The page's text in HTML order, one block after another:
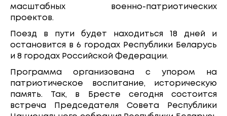
масштабных военно-патриотических
проектов.
Поезд в пути будет находиться 18 дней и
остановится в 6 городах Республики Беларусь
и 8 городах Российской Федерации.
Программа организована с упором на
патриотическое воспитание, историческую
память. Так, в Бресте сегодня состоится
встреча Председателя Совета Республики